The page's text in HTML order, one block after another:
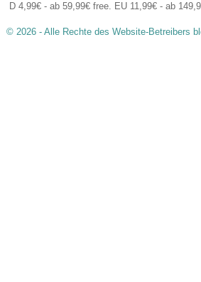
D 4,99€ - ab 59,99€ free. EU 11,99€ - ab
© 2026 - Alle Rechte des Website-Betreibers